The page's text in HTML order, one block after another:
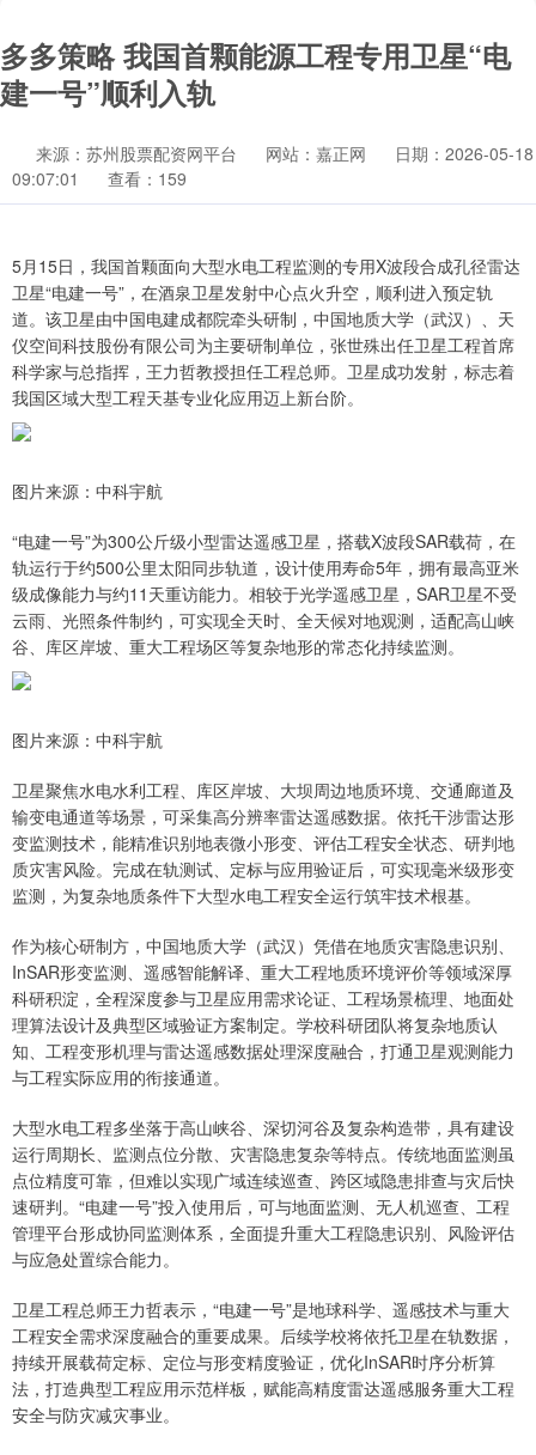
多多策略 我国首颗能源工程专用卫星“电
建一号”顺利入轨
来源：苏州股票配资网平台 网站：嘉正网
日期：2026-05-18
09:07:01
查看：159
5月15日，我国首颗面向大型水电工程监测的专用X波段合成孔径雷达
卫星“电建一号”，在酒泉卫星发射中心点火升空，顺利进入预定轨
道。该卫星由中国电建成都院牵头研制，中国地质大学（武汉）、天
仪空间科技股份有限公司为主要研制单位，张世殊出任卫星工程首席
科学家与总指挥，王力哲教授担任工程总师。卫星成功发射，标志着
我国区域大型工程天基专业化应用迈上新台阶。
图片来源：中科宇航
“电建一号”为300公斤级小型雷达遥感卫星，搭载X波段SAR载荷，在
轨运行于约500公里太阳同步轨道，设计使用寿命5年，拥有最高亚米
级成像能力与约11天重访能力。相较于光学遥感卫星，SAR卫星不受
云雨、光照条件制约，可实现全天时、全天候对地观测，适配高山峡
谷、库区岸坡、重大工程场区等复杂地形的常态化持续监测。
图片来源：中科宇航
卫星聚焦水电水利工程、库区岸坡、大坝周边地质环境、交通廊道及
输变电通道等场景，可采集高分辨率雷达遥感数据。依托干涉雷达形
变监测技术，能精准识别地表微小形变、评估工程安全状态、研判地
质灾害风险。完成在轨测试、定标与应用验证后，可实现毫米级形变
监测，为复杂地质条件下大型水电工程安全运行筑牢技术根基。
作为核心研制方，中国地质大学（武汉）凭借在地质灾害隐患识别、
InSAR形变监测、遥感智能解译、重大工程地质环境评价等领域深厚
科研积淀，全程深度参与卫星应用需求论证、工程场景梳理、地面处
理算法设计及典型区域验证方案制定。学校科研团队将复杂地质认
知、工程变形机理与雷达遥感数据处理深度融合，打通卫星观测能力
与工程实际应用的衔接通道。
大型水电工程多坐落于高山峡谷、深切河谷及复杂构造带，具有建设
运行周期长、监测点位分散、灾害隐患复杂等特点。传统地面监测虽
点位精度可靠，但难以实现广域连续巡查、跨区域隐患排查与灾后快
速研判。“电建一号”投入使用后，可与地面监测、无人机巡查、工程
管理平台形成协同监测体系，全面提升重大工程隐患识别、风险评估
与应急处置综合能力。
卫星工程总师王力哲表示，“电建一号”是地球科学、遥感技术与重大
工程安全需求深度融合的重要成果。后续学校将依托卫星在轨数据，
持续开展载荷定标、定位与形变精度验证，优化InSAR时序分析算
法，打造典型工程应用示范样板，赋能高精度雷达遥感服务重大工程
安全与防灾减灾事业。